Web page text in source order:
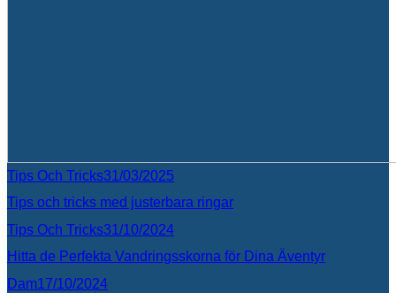
Tips Och Tricks31/03/2025
Tips och tricks med justerbara ringar
Tips Och Tricks31/10/2024
Hitta de Perfekta Vandringsskorna för Dina Äventyr
Dam17/10/2024